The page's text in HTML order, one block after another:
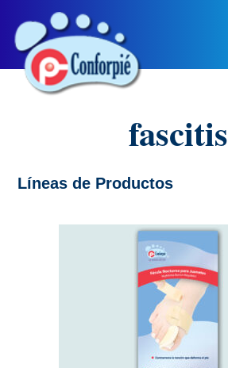
fascitis
Líneas de Productos